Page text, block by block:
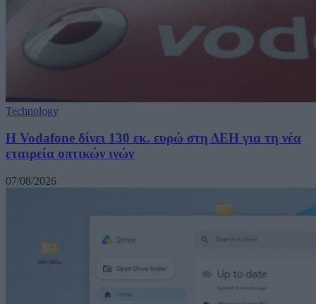
Technology
H Vodafone δίνει 130 εκ. ευρώ στη ΔΕΗ για τη νέα
εταιρεία οπτικών ινών
07/08/2026